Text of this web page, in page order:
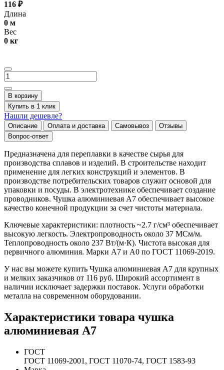
116 ₽
Длина
0 м
Вес
0 кг
В корзину
Купить в 1 клик
Нашли дешевле?
Описание Оплата и доставка Самовывоз
Отзывы
Вопрос-ответ
Предназначена для переплавки в качестве сырья для
производства сплавов и изделий. В строительстве находит
применение для легких конструкций и элементов. В
производстве потребительских товаров служит основой для
упаковки и посуды. В электротехнике обеспечивает создание
проводников. Чушка алюминиевая A7 обеспечивает высокое
качество конечной продукции за счет чистоты материала.
Ключевые характеристики: плотность ~2.7 г/см³ обеспечивает
высокую легкость. Электропроводность около 37 МСм/м.
Теплопроводность около 237 Вт/(м·К). Чистота высокая для
первичного алюминия. Марки А7 и А0 по ГОСТ 11069-2019.
У нас вы можете купить Чушка алюминиевая A7 для крупных
и мелких заказчиков от 116 руб. Широкий ассортимент в
наличии исключает задержки поставок. Услуги обработки
металла на современном оборудовании.
Характеристики товара чушка
алюминиевая A7
ГОСТ
ГОСТ 11069-2001, ГОСТ 11070-74, ГОСТ 1583-93